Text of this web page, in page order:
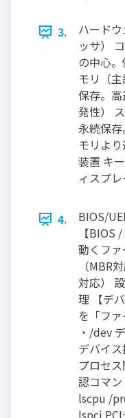
3.
ハード
ッサ）
の中心
モリ（
保存。
発性）
永続保
モリよ
装置 キ
ィスプレ
4.
BIOS/
【BIOS
動くフ
（MBR
対応）
理 【デ
を「フ
・/dev
デバイ
プロセ
認コマ
lscpu /
lspci